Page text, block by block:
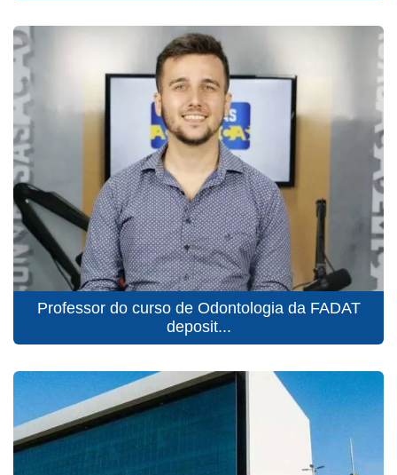
Professor do curso de Odontologia da FADAT
deposit...